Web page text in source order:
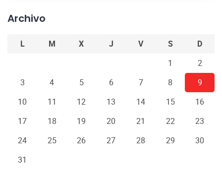
Archivo
L M X J V S
D
1
2
3
4 5 6 7 8
9
10
11 12 13 14 15
16
17
18 19 20 21 22
23
24
25 26 27 28 29
30
31